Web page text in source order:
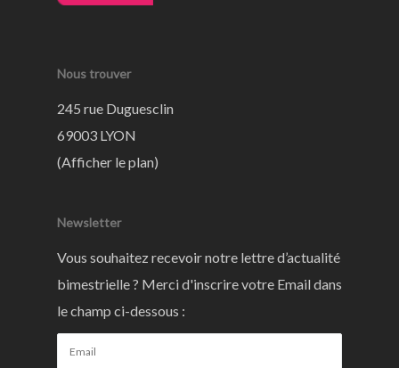
Nous trouver
245 rue Duguesclin
69003 LYON
(Afficher le plan)
Newsletter
Vous souhaitez recevoir notre lettre d’actualité
bimestrielle ? Merci d'inscrire votre Email dans
le champ ci-dessous :